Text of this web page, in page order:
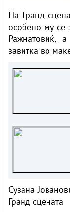
На Гранд
особено му се
Ражнатовиќ,
завитка во
Сузана
Гранд сцената